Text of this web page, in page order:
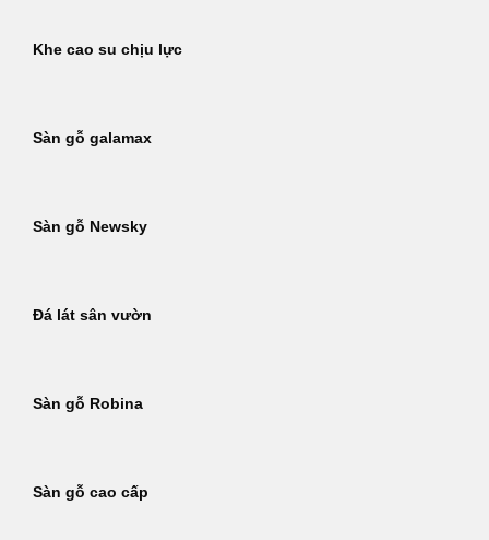
Khe cao su chịu lực
Sàn gỗ galamax
Sàn gỗ Newsky
Đá lát sân vườn
Sàn gỗ Robina
Sàn gỗ cao cấp